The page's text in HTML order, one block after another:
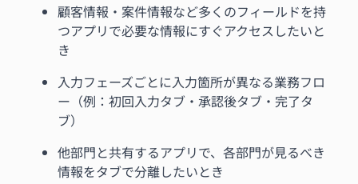
顧客情報・案件情報など多くのフィールドを持
つアプリで必要な情報にすぐアクセスしたいと
き
入力フェーズごとに入力箇所が異なる業務フロ
ー（例：初回入力タブ・承認後タブ・完了タ
ブ）
他部門と共有するアプリで、各部門が見るべき
情報をタブで分離したいとき